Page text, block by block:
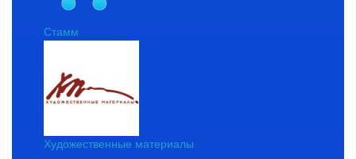
Стамм
Художественные материалы